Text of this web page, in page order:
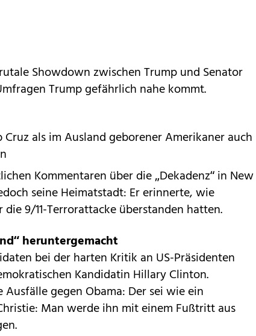
Showdown zwischen Trump und Senator
Trump gefährlich nahe kommt.
als im Ausland geborener Amerikaner auch
Kommentaren über die „Dekadenz“ in New
seine Heimatstadt: Er erinnerte, wie
9/11-Terrorattacke überstanden hatten.
heruntergemacht
bei der harten Kritik an US-Präsidenten
Kandidatin Hillary Clinton.
gegen Obama: Der sei wie ein
Man werde ihn mit einem Fußtritt aus